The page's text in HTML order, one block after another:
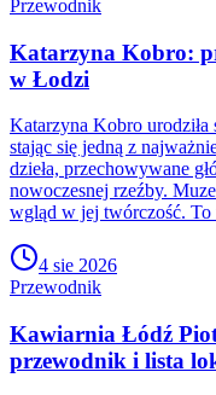
Przewodnik
Katarzyna Kobro:
w Łodzi
Katarzyna Kobro
stając się jedną z
dzieła, przechowywane
nowoczesnej rzeźby.
wgląd w jej twórczość.
4 sie 2026
Przewodnik
Kawiarnia Łódź
przewodnik i lista